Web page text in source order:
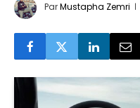
ParMustapha Zemri